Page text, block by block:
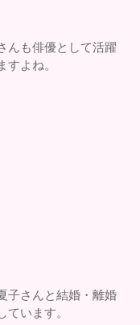
んも俳優として活躍
すよね。
子さんと結婚・離婚
います。